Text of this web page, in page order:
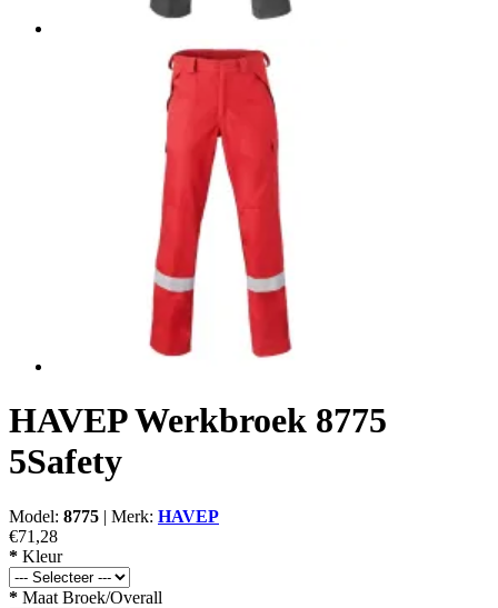
HAVEP Werkbroek 8775
5Safety
Model: 8775 | Merk: HAVEP
€71,28
* Kleur
* Maat Broek/Overall